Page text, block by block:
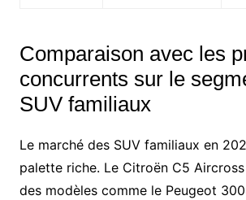
Comparaison avec les
concurrents sur le
SUV familiaux
Le marché des SUV familiaux en
palette riche. Le Citroën C5
des modèles comme le Peugeot